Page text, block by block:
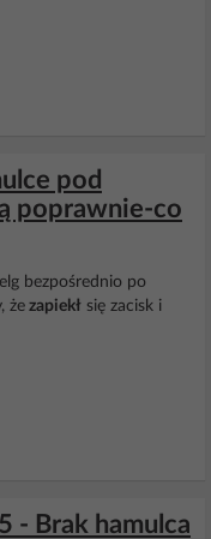
pod
poprawnie-co
bezpośrednio po
że zapiekł się zacisk i
- Brak hamulca